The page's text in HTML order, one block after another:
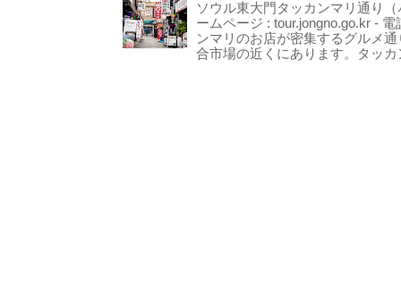
ソウル東大門タッカンマリ通り
ームページ : tour.jongno.go.kr -
ンマリのお店が密集するグルメ
合市場の近くにあります。タッ